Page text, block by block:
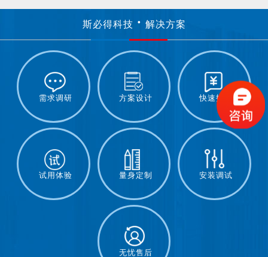
斯必得科技 解决方案
需求调研 方案设计 快速报价
试用体验 量身定制 安装调试
无忧售后